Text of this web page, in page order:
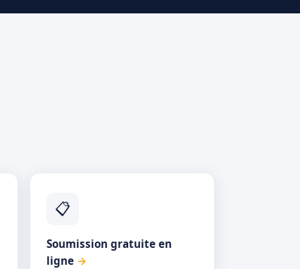
📋
Soumission gratuite en
ligne →